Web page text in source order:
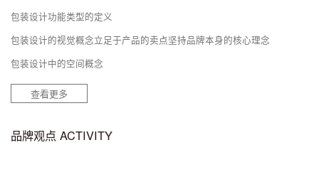
包装设计功能类型的定义
包装设计的视觉概念立足于产品的卖点坚持品牌本身的核心理念
包装设计中的空间概念
查看更多
品牌观点 ACTIVITY